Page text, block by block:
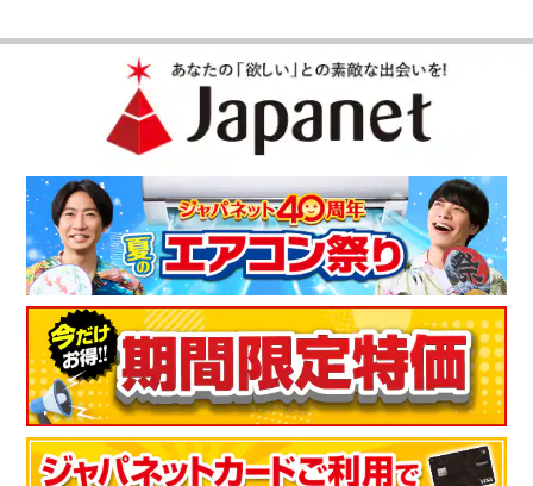
使い方もわかりやすくデザインも、シンプルなので気に入って
子供がおかわりするほど美味しいお米が
炊けました
４歳の子供が美味しいねと言っておかわりをしたのが驚きでし
た！最新型の圧力炊飯器恐るべし。
（ 山形県 50代 T.S様）
好みの炊き方が選べるので嬉しい